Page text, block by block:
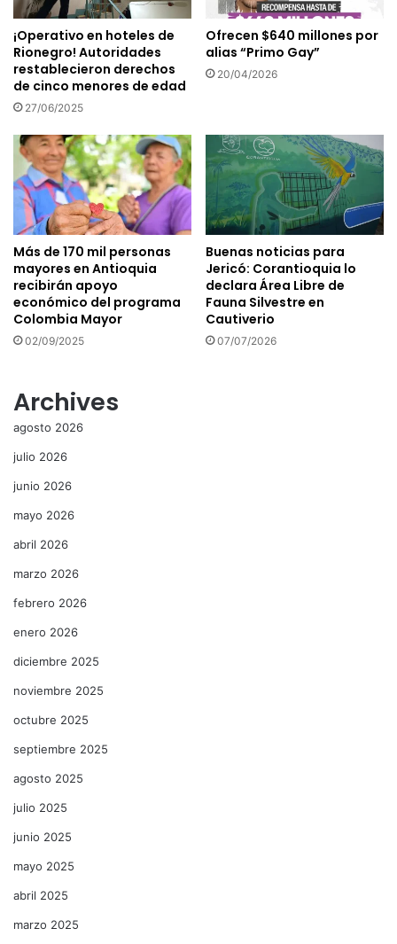
¡Operativo en hoteles de
Rionegro! Autoridades
restablecieron derechos
de cinco menores de edad
27/06/2025
Ofrecen $640 millones por
alias “Primo Gay”
20/04/2026
Más de 170 mil personas
mayores en Antioquia
recibirán apoyo
económico del programa
Colombia Mayor
02/09/2025
Buenas noticias para
Jericó: Corantioquia lo
declara Área Libre de
Fauna Silvestre en
Cautiverio
07/07/2026
Archives
agosto 2026
julio 2026
junio 2026
mayo 2026
abril 2026
marzo 2026
febrero 2026
enero 2026
diciembre 2025
noviembre 2025
octubre 2025
septiembre 2025
agosto 2025
julio 2025
junio 2025
mayo 2025
abril 2025
marzo 2025